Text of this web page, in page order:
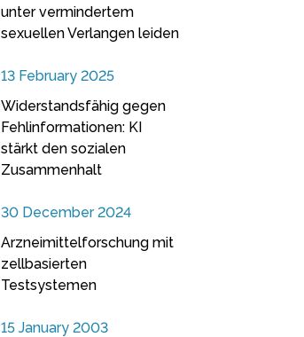
unter vermindertem
sexuellen Verlangen leiden
13 February 2025
Widerstandsfähig gegen
Fehlinformationen: KI
stärkt den sozialen
Zusammenhalt
30 December 2024
Arzneimittelforschung mit
zellbasierten
Testsystemen
15 January 2003